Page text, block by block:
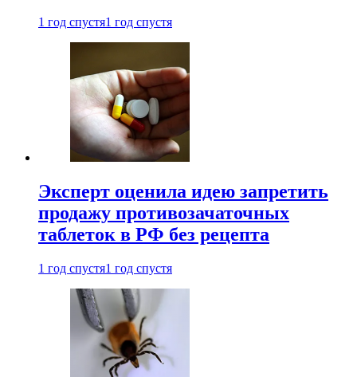
1 год спустя1 год спустя
Эксперт оценила идею запретить
продажу противозачаточных
таблеток в РФ без рецепта
1 год спустя1 год спустя